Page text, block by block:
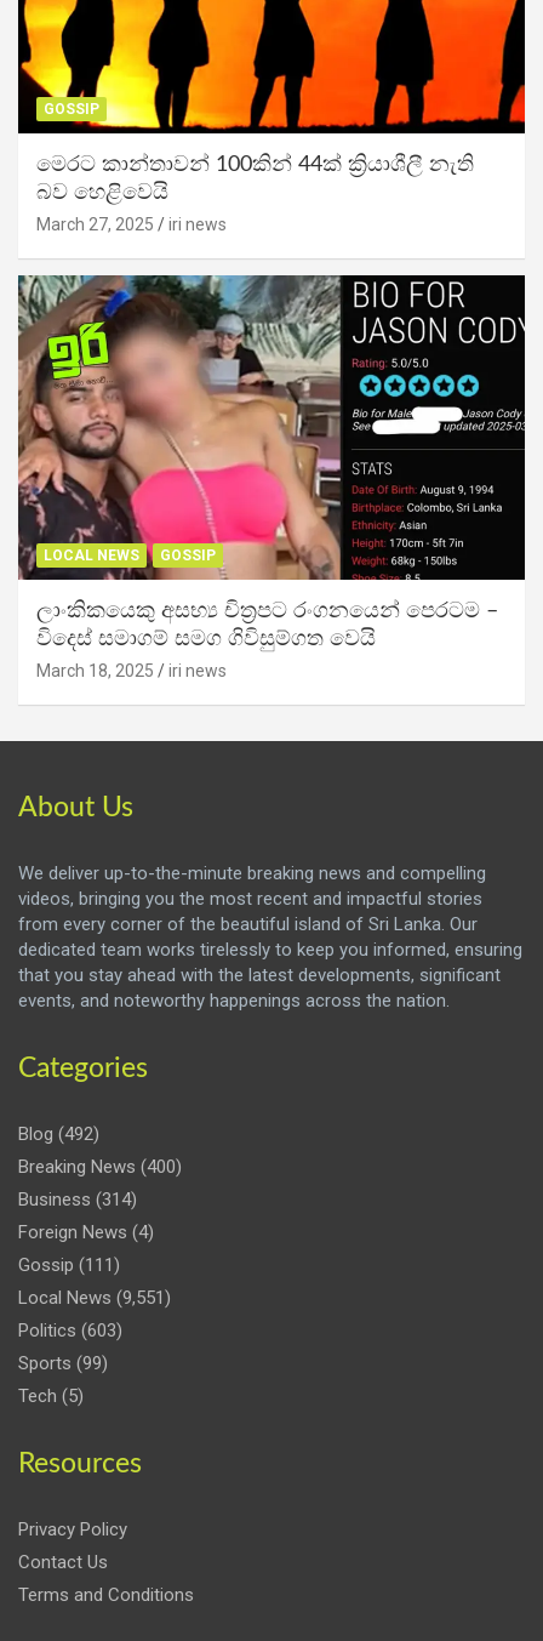
GOSSIP
මෙරට කාන්තාවන් 100කින් 44ක් ක්‍රියාශීලී නැති
බව හෙළිවෙයි
March 27, 2025 iri news
LOCAL NEWS GOSSIP
ලාංකිකයෙකු අසභ්‍ය චිත්‍රපට රංගනයෙන් පෙරටම –
විදෙස් සමාගම් සමග ගිවිසුම්ගත වෙයි
March 18, 2025 iri news
About Us
We deliver up-to-the-minute breaking news and compelling
videos, bringing you the most recent and impactful stories
from every corner of the beautiful island of Sri Lanka. Our
dedicated team works tirelessly to keep you informed, ensuring
that you stay ahead with the latest developments, significant
events, and noteworthy happenings across the nation.
Categories
Blog (492)
Breaking News (400)
Business (314)
Foreign News (4)
Gossip (111)
Local News (9,551)
Politics (603)
Sports (99)
Tech (5)
Resources
Privacy Policy
Contact Us
Terms and Conditions